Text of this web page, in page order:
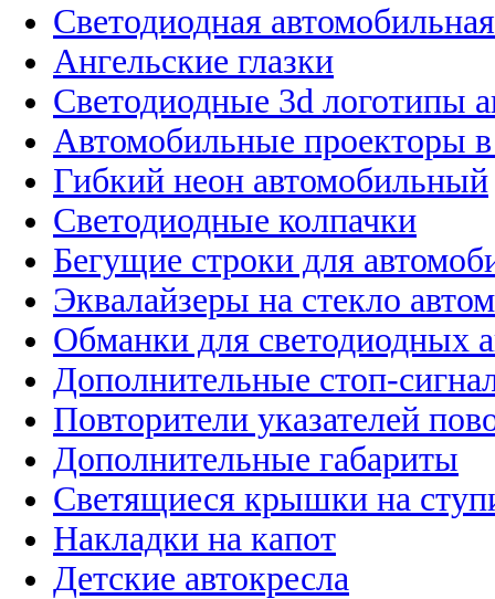
Светодиодная
Ангельские глазки
Светодиодные 3d логотипы
Автомобильные проекторы
Гибкий неон автомобильный
Светодиодные колпачки
Бегущие строки для
Эквалайзеры на стекло
Обманки для светодиодных
Дополнительные стоп-
Повторители указателей
Дополнительные габариты
Светящиеся крышки на
Накладки на капот
Детские автокресла